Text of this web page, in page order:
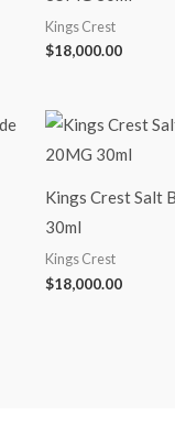
Kings Crest
$18,000.00
Kings Crest Salt
30ml
Kings Crest
$18,000.00